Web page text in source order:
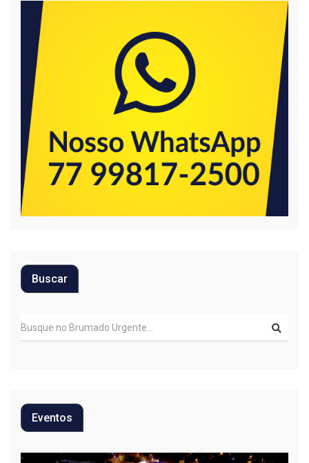
Buscar
Eventos